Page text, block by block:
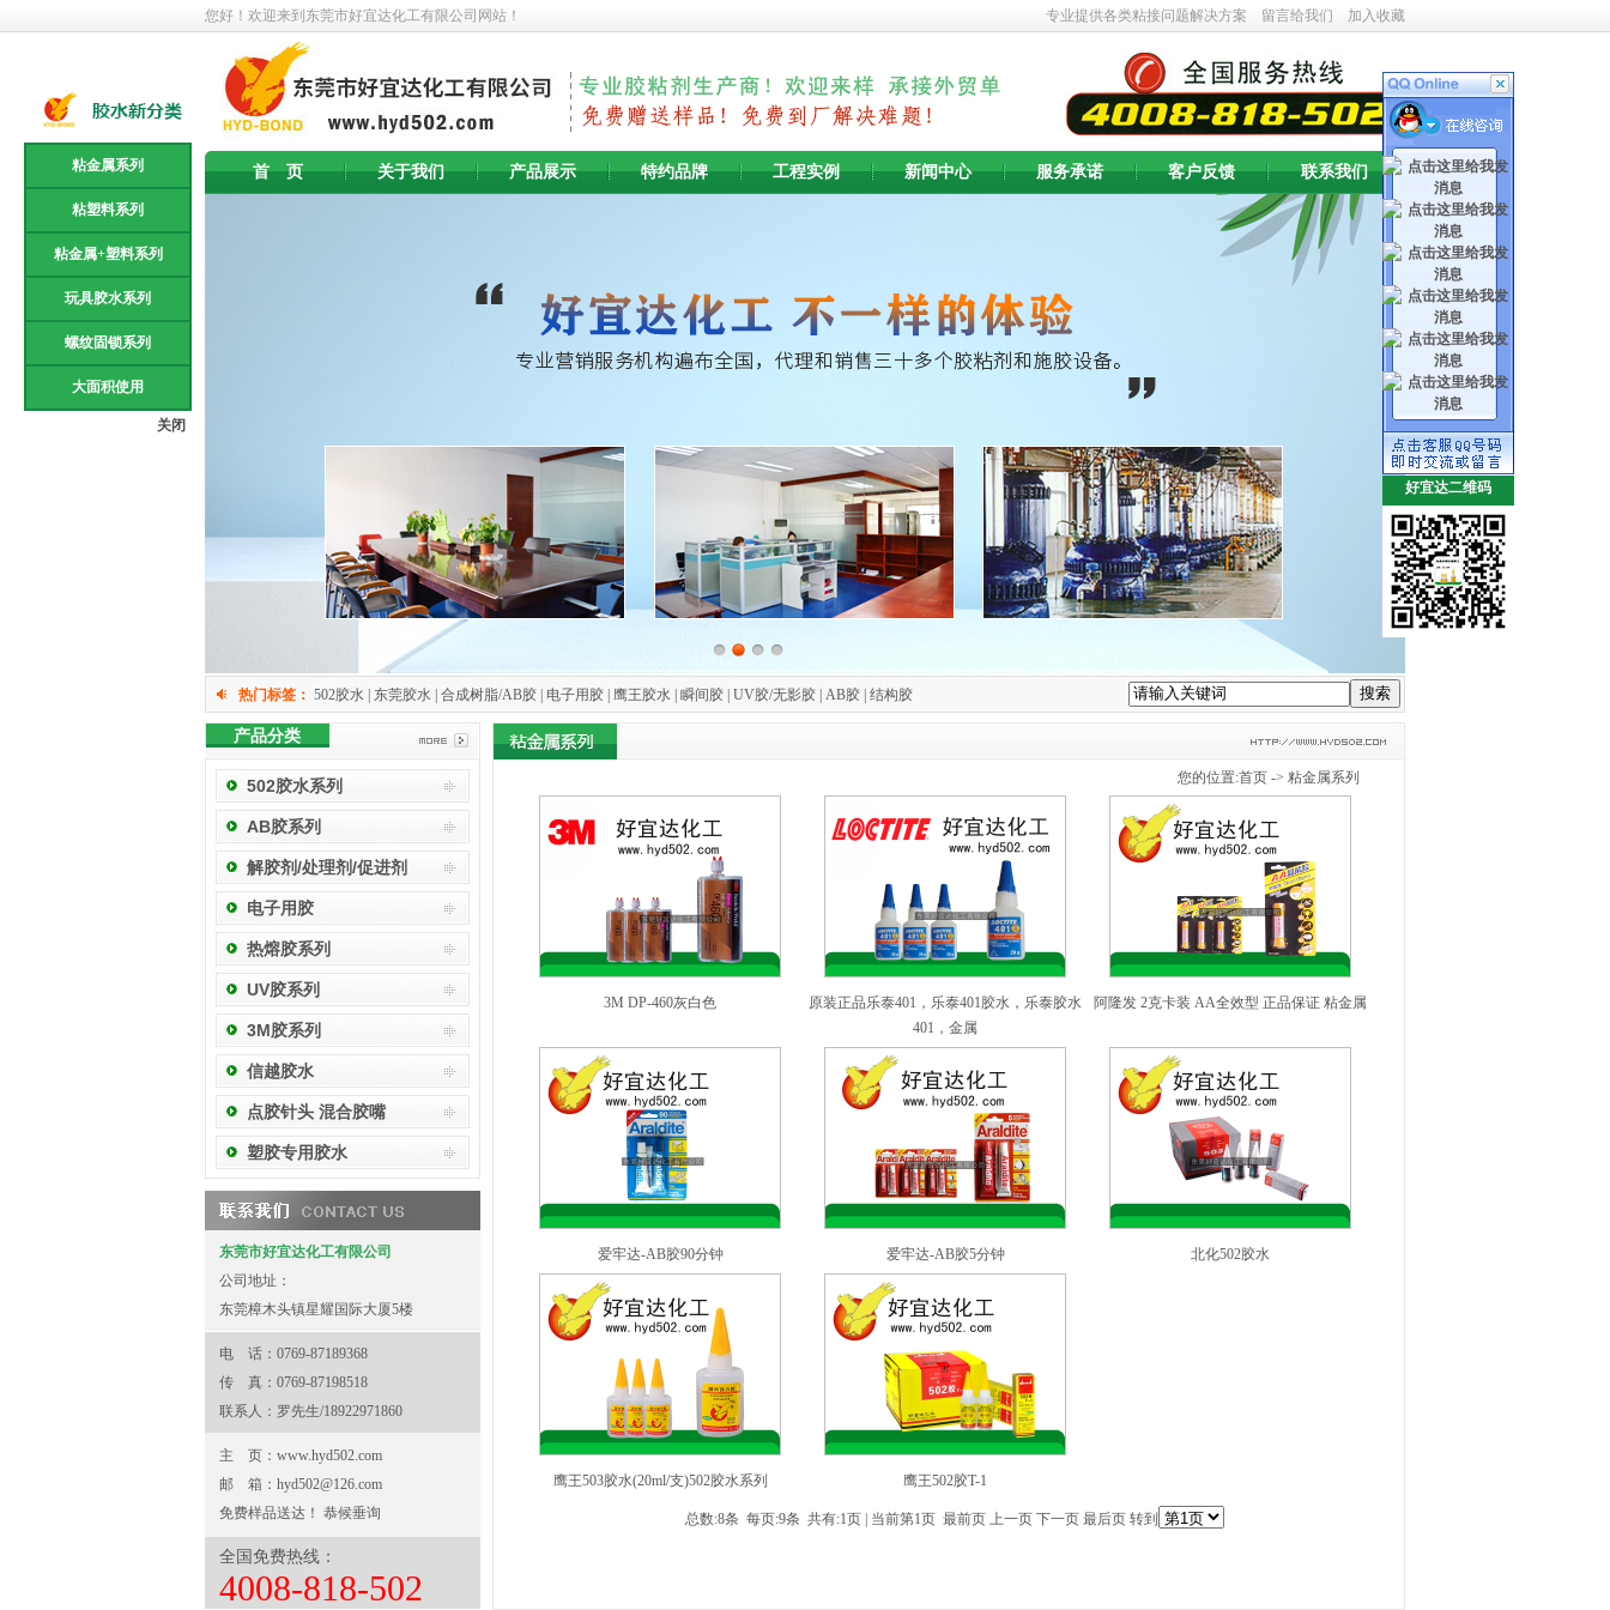
您好！欢迎来到东莞市好宜达化工有限公司网站！ 专业提供各类粘接问题解决方案 留言给我们 加入收藏
首 页 关于我们 产品展示 特约品牌 工程实例 新闻中心 服务承诺 客户反馈 联系我们
热门标签： 502胶水 | 东莞胶水 | 合成树脂/AB胶 | 电子用胶 | 鹰王胶水 | 瞬间胶 | UV胶/无影胶 | AB胶 | 结构胶
产品分类
502胶水系列
AB胶系列
解胶剂/处理剂/促进剂
电子用胶
热熔胶系列
UV胶系列
3M胶系列
信越胶水
点胶针头 混合胶嘴
塑胶专用胶水
东莞市好宜达化工有限公司
公司地址：
东莞樟木头镇星耀国际大厦5楼
电 话：0769-87189368
传 真：0769-87198518
联系人：罗先生/18922971860
主 页： www.hyd502.com
邮 箱： hyd502@126.com
免费样品送达！ 恭候垂询
全国免费热线：
4008-818-502
您的位置:首页-> 粘金属系列
3M DP-460灰白色
原装正品乐泰401，乐泰401胶水，乐泰胶水
401，金属
阿隆发 2克卡装 AA全效型 正品保证 粘金属
爱牢达-AB胶90分钟 爱牢达-AB胶5分钟 北化502胶水
鹰王503胶水(20ml/支)502胶水系列 鹰王502胶T-1
总数:8条 每页:9条 共有:1页 | 当前第1页 最前页 上一页 下一页 最后页 转到
好宜达二维码
粘金属系列
粘塑料系列
粘金属+塑料系列
玩具胶水系列
螺纹固锁系列
大面积使用
关闭